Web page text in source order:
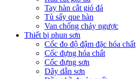
Tay hàn cắt gió đá
Tủ sấy que hàn
Van chống cháy ngược
Thiết bị phun sơn
Cốc đo độ đậm đặc hóa chất
Cốc đựng hóa chất
Cốc đựng sơn
Dây dẫn sơn